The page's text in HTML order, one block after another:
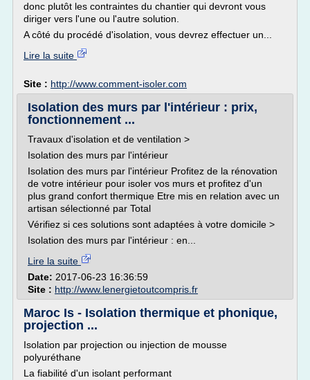
donc plutôt les contraintes du chantier qui devront vous
diriger vers l'une ou l'autre solution.
A côté du procédé d'isolation, vous devrez effectuer un...
Lire la suite
Site : http://www.comment-isoler.com
Isolation des murs par l'intérieur : prix,
fonctionnement ...
Travaux d'isolation et de ventilation >
Isolation des murs par l'intérieur
Isolation des murs par l'intérieur Profitez de la rénovation
de votre intérieur pour isoler vos murs et profitez d'un
plus grand confort thermique Etre mis en relation avec un
artisan sélectionné par Total
Vérifiez si ces solutions sont adaptées à votre domicile >
Isolation des murs par l'intérieur : en...
Lire la suite
Date: 2017-06-23 16:36:59
Site : http://www.lenergietoutcompris.fr
Maroc Is - Isolation thermique et phonique,
projection ...
Isolation par projection ou injection de mousse
polyuréthane
La fiabilité d'un isolant performant